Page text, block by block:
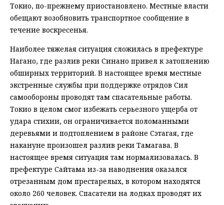
Токио, по-прежнему приостановлено. Местные власти
обещают возобновить транспортное сообщение в
течение воскресенья.
Наиболее тяжелая ситуация сложилась в префектуре
Нагано, где разлив реки Синано привел к затоплению
обширных территорий. В настоящее время местные
экстренные службы при поддержке отрядов Сил
самообороны проводят там спасательные работы.
Токио в целом смог избежать серьезного ущерба от
удара стихии, он ограничивается поломанными
деревьями и подтоплением в районе Сэтагая, где
накануне произошел разлив реки Тамагава. В
настоящее время ситуация там нормализовалась. В
префектуре Сайтама из-за наводнения оказался
отрезанным дом престарелых, в котором находятся
около 260 человек. Спасатели на лодках проводят их